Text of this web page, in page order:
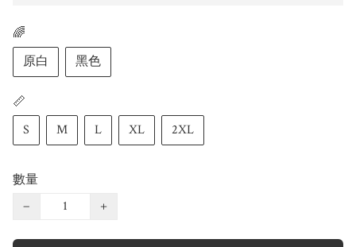
🌈
原白
黑色
📏
S
M L XL 2XL
數量
−
+